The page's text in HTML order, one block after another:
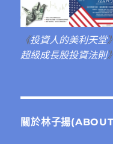
《投資人的美利天堂
超級成長股投資法則》
關於林子揚